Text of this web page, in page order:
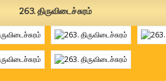
263. திருவிடைச்சுரம்